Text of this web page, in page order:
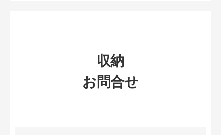
収納
お問合せ